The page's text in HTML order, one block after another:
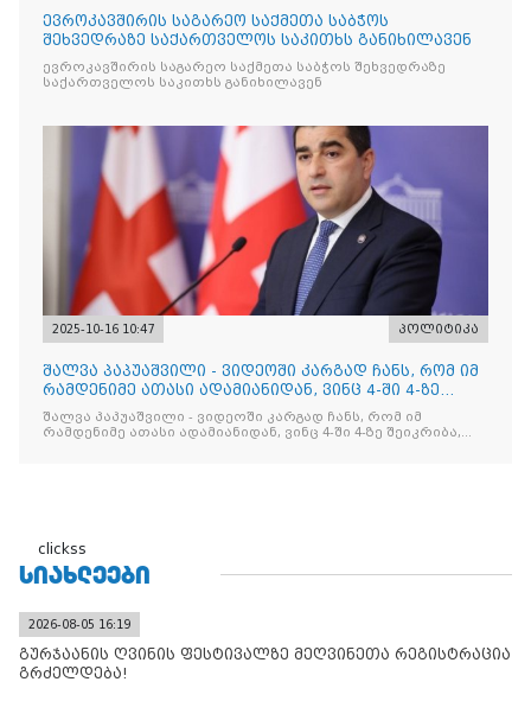
ევროკავშირის საგარეო საქმეთა საბჭოს
შეხვედრაზე საქართველოს საკითხს განიხილავენ
ევროკავშირის საგარეო საქმეთა საბჭოს შეხვედრაზე
საქართველოს საკითხს განიხილავენ
2025-10-16 10:47 პოლიტიკა
შალვა პაპუაშვილი - ვიდეოში კარგად ჩანს, რომ იმ
რამდენიმე ათასი ადამიანიდან, ვინც 4-ში 4-ზე
შეიკრიბა,
შალვა პაპუაშვილი - ვიდეოში კარგად ჩანს, რომ იმ
რამდენიმე ათასი ადამიანიდან, ვინც 4-ში 4-ზე შეიკრიბა,
clickss
ᲡᲘᲐᲮᲚᲔᲔᲑᲘ
2026-08-05 16:19
გურჯაანის ღვინის ფესტივალზე მეღვინეთა რეგისტრაცია
გრძელდება!